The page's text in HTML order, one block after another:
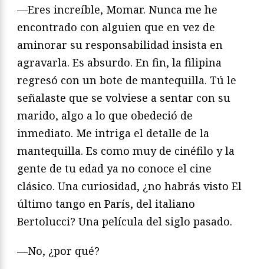
—Eres increíble, Momar. Nunca me he
encontrado con alguien que en vez de
aminorar su responsabilidad insista en
agravarla. Es absurdo. En fin, la filipina
regresó con un bote de mantequilla. Tú le
señalaste que se volviese a sentar con su
marido, algo a lo que obedeció de
inmediato. Me intriga el detalle de la
mantequilla. Es como muy de cinéfilo y la
gente de tu edad ya no conoce el cine
clásico. Una curiosidad, ¿no habrás visto El
último tango en París, del italiano
Bertolucci? Una película del siglo pasado.
—No, ¿por qué?